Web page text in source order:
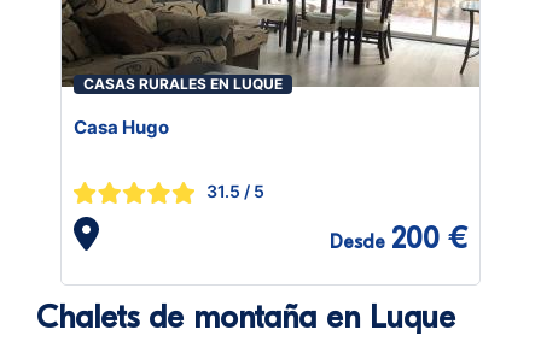
CASAS RURALES EN LUQUE
Casa Hugo
31.5 / 5
Desde 200 €
Chalets de montaña en Luque